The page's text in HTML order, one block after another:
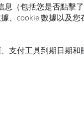
息（包括您是否點擊
、cookie 數據以及
支付工具到期日期